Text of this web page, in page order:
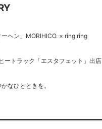
ーヘン」MORIHICO. × ring ring
ートラック「エスタフェット」出店
なひとときを。